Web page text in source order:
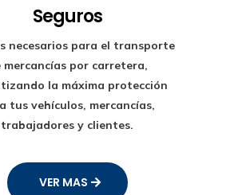
Seguros
necesarios para el transporte
mercancías por carretera,
la máxima protección
tus vehículos, mercancías,
trabajadores y clientes.
VER MAS